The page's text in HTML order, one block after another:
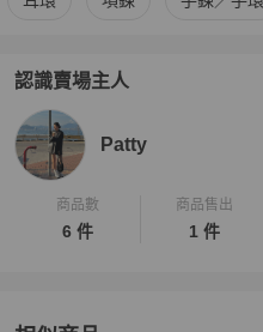
認識賣場主人
PopChill 拍拍圈嚴選賣家
Patty
商品數
6 件
商品售出
1 件